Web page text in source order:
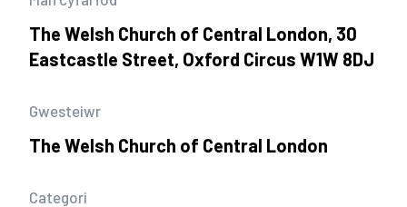
The Welsh Church of Central London, 30
Eastcastle Street, Oxford Circus W1W 8DJ
Gwesteiwr
The Welsh Church of Central London
Categori